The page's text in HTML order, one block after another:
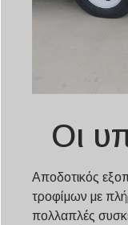
Οι
Αποδοτικός
τροφίμων με
πολλαπλές